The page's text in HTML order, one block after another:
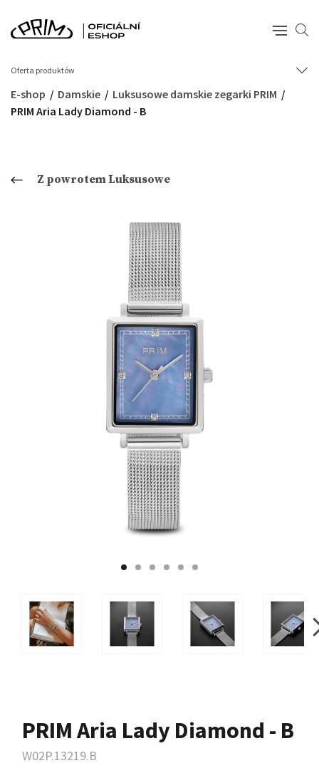
Oferta produktów
E-shop Damskie
Luksusowe damskie zegarki PRIM
PRIM Aria Lady Diamond - B
Z powrotem Luksusowe
PRIM Aria Lady Diamond - B
W02P.13219.B